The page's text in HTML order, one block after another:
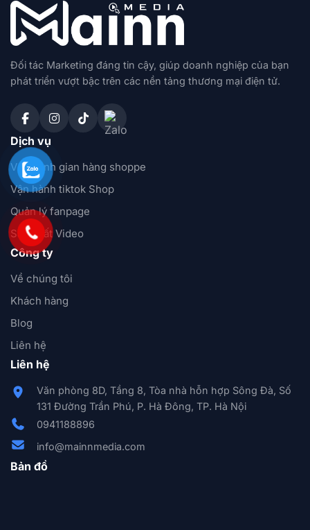
Đối tác Marketing đáng tin cậy, giúp doanh nghiệp của bạn
phát triển vượt bậc trên các nền tảng thương mại điện tử.
Dịch vụ
Vận hành gian hàng shoppe
Vận hành tiktok Shop
Quản lý fanpage
Sản xuất Video
Công ty
Về chúng tôi
Khách hàng
Blog
Liên hệ
Liên hệ
Văn phòng 8D, Tầng 8, Tòa nhà hỗn hợp Sông Đà, Số
131 Đường Trần Phú, P. Hà Đông, TP. Hà Nội
0941188896
info@mainnmedia.com
Bản đồ